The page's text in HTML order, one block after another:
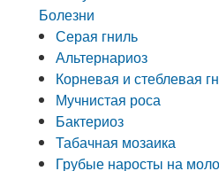
Болезни
Серая гниль
Альтернариоз
Корневая и стеблевая
Мучнистая роса
Бактериоз
Табачная мозаика
Грубые наросты на